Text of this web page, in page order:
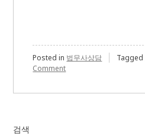
Posted in 법무사상담 Tagged
Commenton
검색